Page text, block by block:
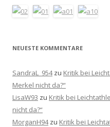
NEUESTE KOMMENTARE
SandraL_954zu Kritik bei
Merkel nicht da?“
LisaW93 zu Kritik bei
nicht da?“
MorganH94zu Kritik bei